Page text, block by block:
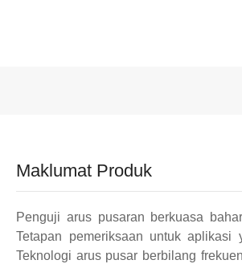
Maklumat Produk
Penguji arus pusaran berkuasa
Tetapan pemeriksaan untuk
Teknologi arus pusar berbilang